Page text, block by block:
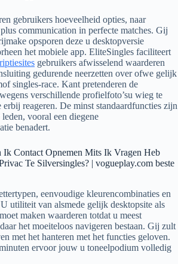
gebruikers hoeveelheid opties, naar
communication in perfecte matches. Gij
opsporen deze u desktopversie
het mobiele app. EliteSingles faciliteert
gebruikers afwisselend waarderen
gedurende neerzetten over ofwe gelijk
singles-race. Kant pretenderen de
verschillende profielfoto’su wieg te
reageren. De minst standaardfuncties zijn
vooral een diegene
benadert.
Ik Contact Opnemen Mits Ik Vragen Heb
Te Silversingles? | vogueplay.com beste
eenvoudige kleurencombinaties en
utiliteit van alsmede gelijk desktopsite als
maken waarderen totdat u meest
het moeiteloos navigeren bestaan. Gij zult
met het hanteren met het functies geloven.
ervoor jouw u toneelpodium volledig